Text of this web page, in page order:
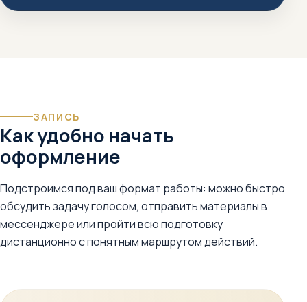
ЗАПИСЬ
Как удобно начать
оформление
Подстроимся под ваш формат работы: можно быстро
обсудить задачу голосом, отправить материалы в
мессенджере или пройти всю подготовку
дистанционно с понятным маршрутом действий.